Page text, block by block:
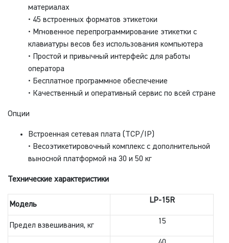
материалах
• 45 встроенных форматов этикетоки
• Мгновенное перепрограммирование этикетки с
клавиатуры весов без использования компьютера
• Простой и привычный интерфейс для работы
оператора
• Бесплатное программное обеспечение
• Качественный и оперативный сервис по всей стране
Опции
Встроенная сетевая плата (TCP/IP)
• Весоэтикетировочный комплекс с дополнительной
выносной платформой на 30 и 50 кг
Технические характеристики
Модель LP-15R
Предел взвешивания, кг 15